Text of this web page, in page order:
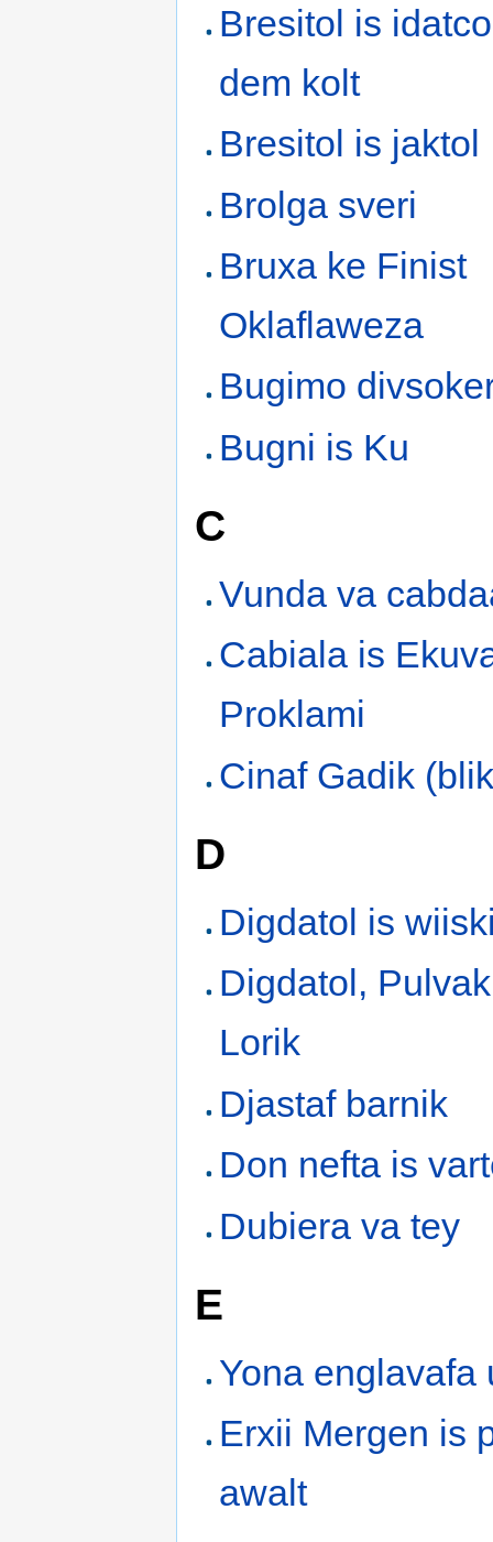
Bresitol is
dem kolt
Bresitol is jaktol
Brolga sveri
Bruxa ke Finist
Oklaflaweza
Bugimo
Bugni is Ku
C
Vunda va
Cabiala is
Proklami
Cinaf Gadik
D
Digdatol is
Digdatol,
Lorik
Djastaf barnik
Don nefta is
Dubiera va tey
E
Yona englavafa
Erxii Mergen is
awalt